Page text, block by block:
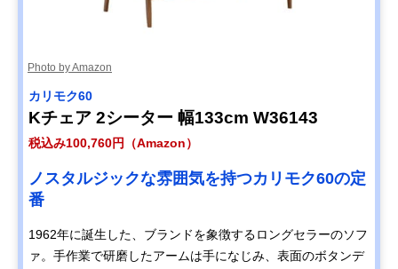
Photo by Amazon
カリモク60
Kチェア 2シーター 幅133cm W36143
税込み100,760円（Amazon）
ノスタルジックな雰囲気を持つカリモク60の定
番
1962年に誕生した、ブランドを象徴するロングセラーのソフ
ァ。手作業で研磨したアームは手になじみ、表面のボタンデ